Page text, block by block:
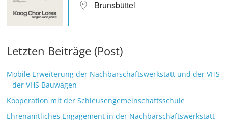
Brunsbüttel
Letzten Beiträge (Post)
Mobile Erweiterung der Nachbarschaftswerkstatt und der VHS
– der VHS Bauwagen
Kooperation mit der Schleusengemeinschaftsschule
Ehrenamtliches Engagement in der Nachbarschaftswerkstatt